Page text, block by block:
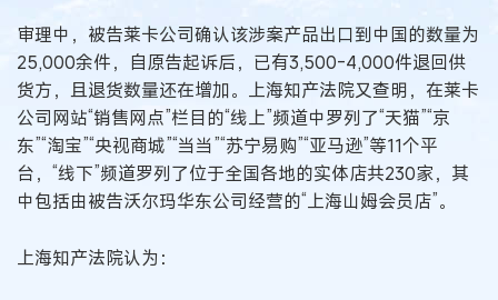
审理中，被告莱卡公司确认该涉案产品出口到中国的数量为
25,000余件，自原告起诉后，已有3,500-4,000件退回供
货方，且退货数量还在增加。上海知产法院又查明，在莱卡
公司网站“销售网点”栏目的“线上”频道中罗列了“天猫”“京
东”“淘宝”“央视商城”“当当”“苏宁易购”“亚马逊”等11个平
台，“线下”频道罗列了位于全国各地的实体店共230家，其
中包括由被告沃尔玛华东公司经营的“上海山姆会员店”。
上海知产法院认为：